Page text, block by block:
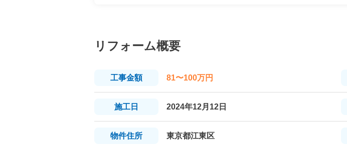
リフォーム概要
工事金額 81〜100万円
施工日 2024年12月12日
物件住所 東京都江東区